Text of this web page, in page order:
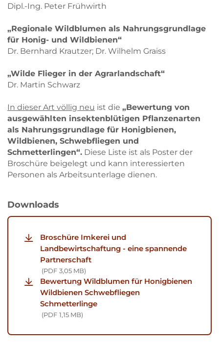
Dipl.-Ing. Peter Frühwirth
„Regionale Wildblumen als Nahrungsgrundlage
für Honig- und Wildbienen“
Dr. Bernhard Krautzer; Dr. Wilhelm Graiss
„Wilde Flieger in der Agrarlandschaft“
Dr. Martin Schwarz
In dieser Art völlig neu ist die „Bewertung von
ausgewählten insektenblütigen Pflanzenarten
als Nahrungsgrundlage für Honigbienen,
Wildbienen, Schwebfliegen und
Schmetterlingen“. Diese Liste ist als Poster der
Broschüre beigelegt und kann interessierten
Personen als Arbeitsunterlage dienen.
Downloads
Broschüre Imkerei und
Landbewirtschaftung - eine spannende
Partnerschaft
PDF 3,05 MB
Bewertung Wildblumen für Honigbienen
Wildbienen Schwebfliegen
Schmetterlinge
PDF 1,15 MB